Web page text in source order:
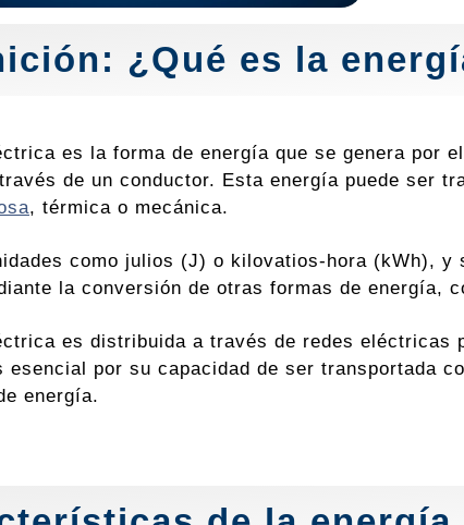
¿Qué es la
es la forma de energía que se genera por
de un conductor. Esta energía puede ser
, térmica o mecánica.
como julios (J) o kilovatios-hora (kWh),
la conversión de otras formas de energía,
es distribuida a través de redes eléctricas
esencial por su capacidad de ser transportada
energía.